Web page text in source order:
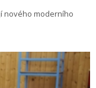
nového moderního